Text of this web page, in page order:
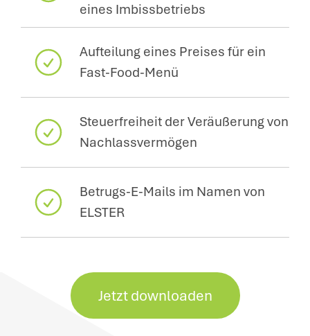
eines Imbissbetriebs
Aufteilung eines Preises für ein
Fast-Food-Menü
Steuerfreiheit der Veräußerung von
Nachlassvermögen
Betrugs-E-Mails im Namen von
ELSTER
Jetzt downloaden